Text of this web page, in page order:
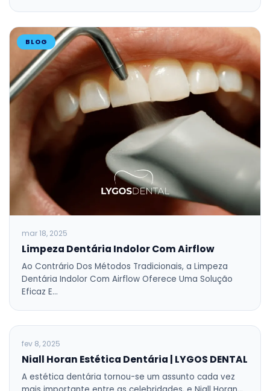
BLOG
mar 18, 2025
Limpeza Dentária Indolor Com Airflow
Ao Contrário Dos Métodos Tradicionais, a Limpeza
Dentária Indolor Com Airflow Oferece Uma Solução
Eficaz E…
BLOG
fev 8, 2025
Niall Horan Estética Dentária | LYGOS DENTAL
A estética dentária tornou-se um assunto cada vez